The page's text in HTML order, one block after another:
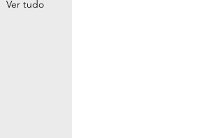
Ver tudo